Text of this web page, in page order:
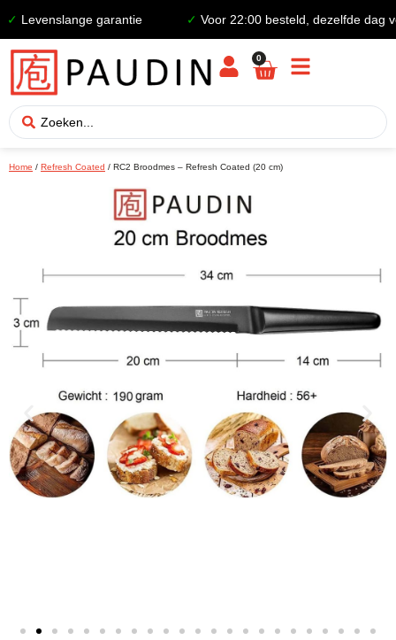
Levenslange garantie Voor 22:00 besteld, dezelfde dag
0
Home / Refresh Coated / RC2 Broodmes – Refresh Coated (20 cm)